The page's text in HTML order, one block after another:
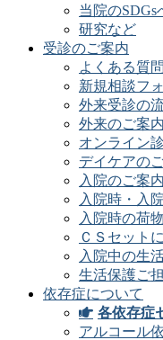
当院のSDGs
研究など
受診のご案内
よくある質問
新規相談フ
外来受診の
外来のご案内
オンライン
デイケアの
入院のご案内
入院時・入
入院時の荷
ＣＳセット
入院中の生
生活保護ご
依存症について
各依存症
アルコール